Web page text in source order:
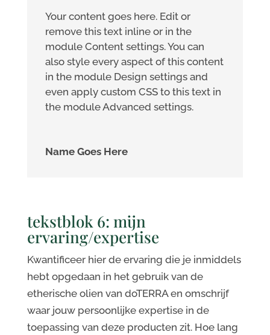
Your content goes here. Edit or
remove this text inline or in the
module Content settings. You can
also style every aspect of this content
in the module Design settings and
even apply custom CSS to this text in
the module Advanced settings.
Name Goes Here
tekstblok 6: mijn
ervaring/expertise
Kwantificeer hier de ervaring die je inmiddels
hebt opgedaan in het gebruik van de
etherische olien van doTERRA en omschrijf
waar jouw persoonlijke expertise in de
toepassing van deze producten zit. Hoe lang